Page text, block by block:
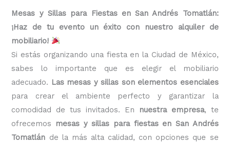
Mesas y Sillas para Fiestas en San Andrés Tomatlán:
¡Haz de tu evento un éxito con nuestro alquiler de
mobiliario!
Si estás organizando una fiesta en la Ciudad de México,
sabes lo importante que es elegir el mobiliario
adecuado. Las mesas y sillas son elementos esenciales
para crear el ambiente perfecto y garantizar la
comodidad de tus invitados. En
nuestra empresa, te
ofrecemos
mesas y sillas para fiestas en San Andrés
Tomatlán de la más alta calidad, con opciones que se